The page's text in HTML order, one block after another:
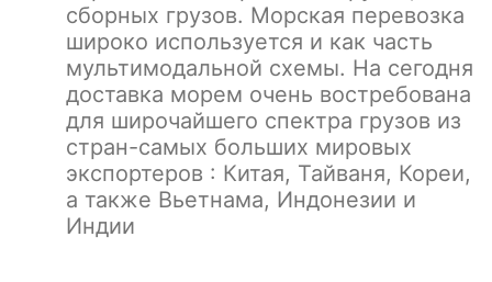
сборных грузов. Морская перевозка
широко используется и как часть
мультимодальной схемы. На сегодня
доставка морем очень востребована
для широчайшего спектра грузов из
стран-самых больших мировых
экспортеров : Китая, Тайваня, Кореи,
а также Вьетнама, Индонезии и
Индии